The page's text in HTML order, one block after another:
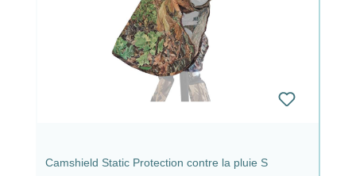
Camshield Static Protection contre la pluie S